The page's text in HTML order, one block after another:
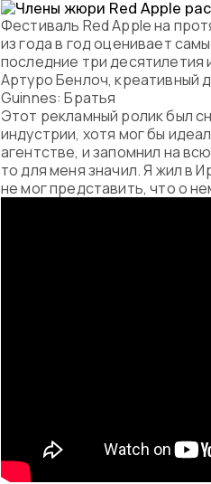
Фестиваль Red Apple на
из года в год оценивает
последние три десятилетия
Артуро Бенлоч, креативный
Guinnes: Братья
Этот рекламный ролик был
индустрии, хотя мог бы
агентстве, и запомнил на
то для меня значил. Я жил в
не мог представить, что о